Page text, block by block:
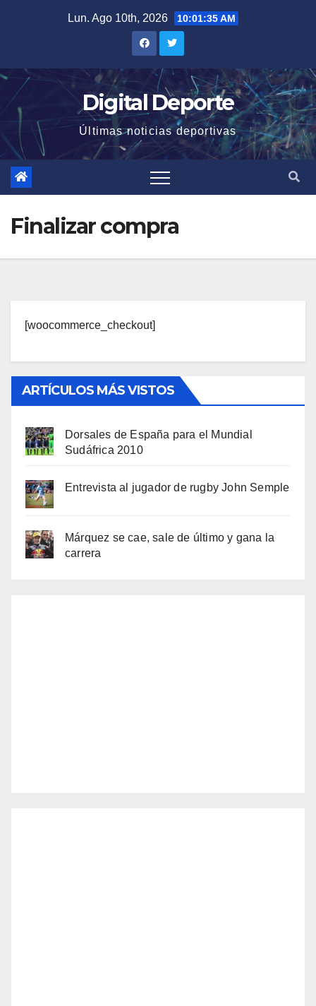
Lun. Ago 10th, 2026 10:01:35 AM
Digital Deporte
Últimas noticias deportivas
Finalizar compra
[woocommerce_checkout]
ARTÍCULOS MÁS VISTOS
Dorsales de España para el Mundial
Sudáfrica 2010
Entrevista al jugador de rugby John Semple
Márquez se cae, sale de último y gana la
carrera